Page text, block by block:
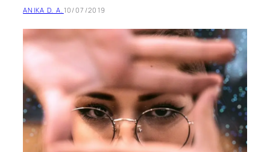
ANIKA D. A. 10/07/2019